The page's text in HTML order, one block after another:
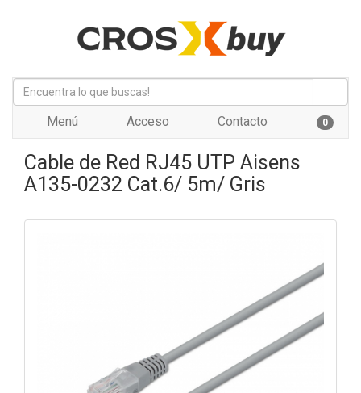
Menú Acceso Contacto 0
Cable de Red RJ45 UTP Aisens
A135-0232 Cat.6/ 5m/ Gris